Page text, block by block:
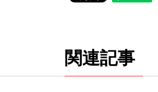
関連記事